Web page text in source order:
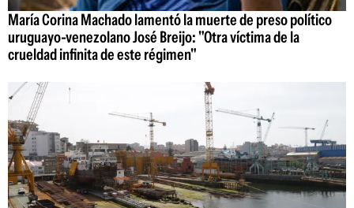
María Corina Machado lamentó la muerte de preso político
uruguayo-venezolano José Breijo: "Otra víctima de la
crueldad infinita de este régimen"